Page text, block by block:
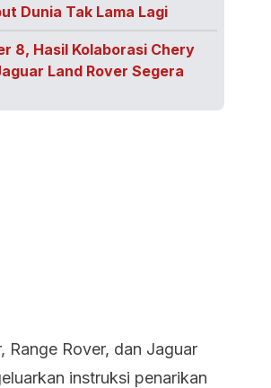
Dunia Tak Lama Lagi
8, Hasil Kolaborasi Chery
Land Rover Segera
Range Rover, dan Jaguar
instruksi penarikan